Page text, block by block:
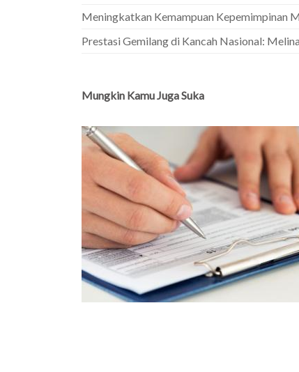
Meningkatkan Kemampuan Kepemimpinan
Prestasi Gemilang di Kancah Nasional:
Mungkin Kamu Juga Suka